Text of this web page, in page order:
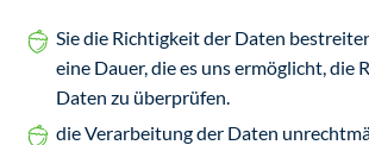
Sie die Richtigkeit der Daten
eine Dauer, die es uns ermöglicht, die
Daten zu überprüfen.
die Verarbeitung der Daten